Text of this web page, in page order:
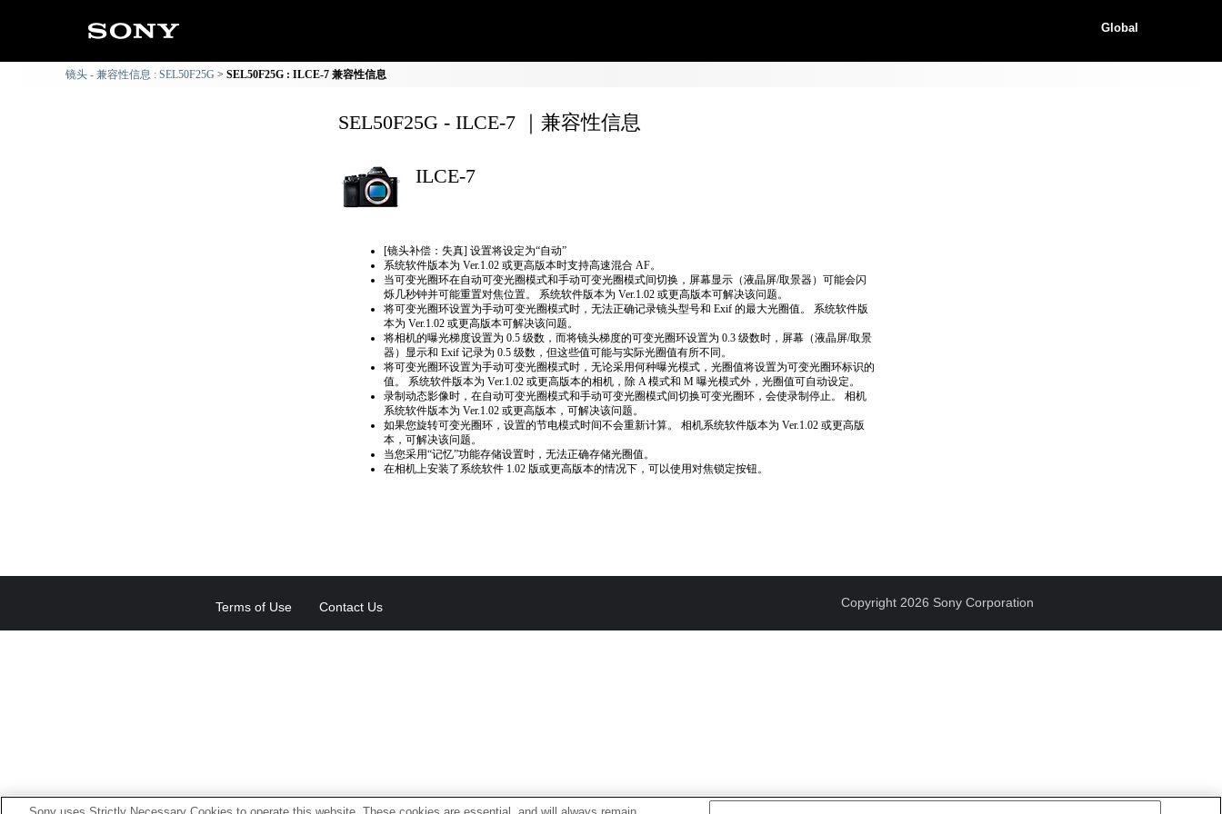
Global
镜头 - 兼容性信息 : SEL50F25G SEL50F25G : ILCE-7 兼容性信息
SEL50F25G - ILCE-7 ｜兼容性信息
ILCE-7
[镜头补偿：失真] 设置将设定为“自动”
系统软件版本为 Ver.1.02 或更高版本时支持高速混合 AF。
当可变光圈环在自动可变光圈模式和手动可变光圈模式间切换，屏幕显示（液晶屏/取景器）可能会闪
烁几秒钟并可能重置对焦位置。 系统软件版本为 Ver.1.02 或更高版本可解决该问题。
将可变光圈环设置为手动可变光圈模式时，无法正确​​记录镜头型号和 Exif 的最大光圈值。 系统软件版
本为 Ver.1.02 或更高版本可解决该问题。
将相机的曝光梯度设置为 0.5 级数，而将镜头梯度的可变光圈环设置为 0.3 级数时，屏幕（液晶屏/取景
器）显示和 Exif 记录为 0.5 级数，但这些值可能与实际光圈值有所不同。
将可变光圈环设置为手动可变光圈模式时，无论采用何种曝光模式，光圈值将设置为可变光圈环标识的
值。 系统软件版本为 Ver.1.02 或更高版本的相机，除 A 模式和 M 曝光模式外，光圈值可自动设定。
录制动态影像时，在自动可变光圈模式和手动可变光圈模式间切换可变光圈环，会使录制停止。 相机
系统软件版本为 Ver.1.02 或更高版本，可解决该问题。
如果您旋转可变光圈环，设置的节电模式时间不会重新计算。 相机系统软件版本为 Ver.1.02 或更高版
本，可解决该问题。
当您采用“记忆”功能存储设置时，无法正确存储光圈值。
在相机上安装了系统软件 1.02 版或更高版本的情况下，可以使用对焦锁定按钮。
Terms of Use Contact Us Copyright 2026 Sony Corporation